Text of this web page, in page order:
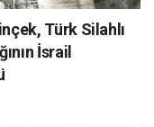
Türk Silahlı
İsrail